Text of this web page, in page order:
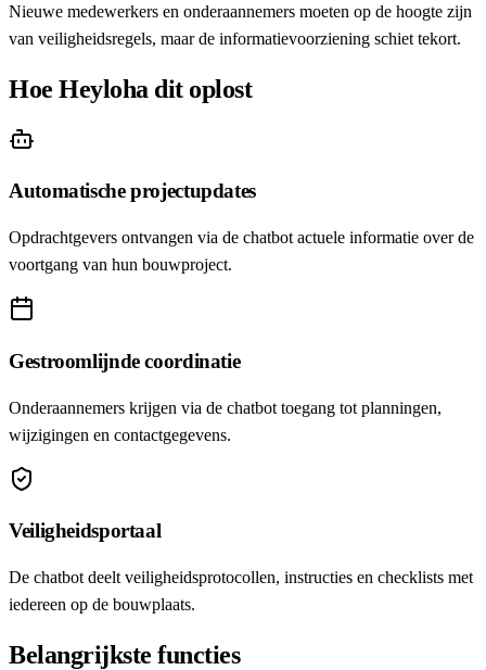
Nieuwe medewerkers en onderaannemers moeten op de hoogte zijn
van veiligheidsregels, maar de informatievoorziening schiet tekort.
Hoe Heyloha dit oplost
Automatische projectupdates
Opdrachtgevers ontvangen via de chatbot actuele informatie over de
voortgang van hun bouwproject.
Gestroomlijnde coordinatie
Onderaannemers krijgen via de chatbot toegang tot planningen,
wijzigingen en contactgegevens.
Veiligheidsportaal
De chatbot deelt veiligheidsprotocollen, instructies en checklists met
iedereen op de bouwplaats.
Belangrijkste functies